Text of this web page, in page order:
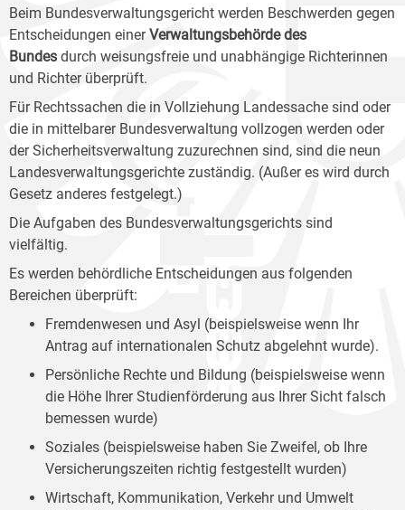
Beim Bundesverwaltungsgericht werden Beschwerden gegen
Entscheidungen einerVerwaltungsbehörde des
Bundes durch weisungsfreie und unabhängige Richterinnen
und Richter überprüft.
Für Rechtssachen die in Vollziehung Landessache sind oder
die in mittelbarer Bundesverwaltung vollzogen werden oder
der Sicherheitsverwaltung zuzurechnen sind, sind die neun
Landesverwaltungsgerichte zuständig. (Außer es wird durch
Gesetz anderes festgelegt.)
Die Aufgaben des Bundesverwaltungsgerichts sind
vielfältig.
Es werden behördliche Entscheidungen aus folgenden
Bereichen überprüft:
Fremdenwesen und Asyl (beispielsweise wenn Ihr
Antrag auf internationalen Schutz abgelehnt wurde).
Persönliche Rechte und Bildung (beispielsweise wenn
die Höhe Ihrer Studienförderung aus Ihrer Sicht falsch
bemessen wurde)
Soziales (beispielsweise haben Sie Zweifel, ob Ihre
Versicherungszeiten richtig festgestellt wurden)
Wirtschaft, Kommunikation, Verkehr und Umwelt